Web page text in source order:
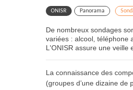
ONISR Panorama
De nombreux sondages
variées : alcool, téléphone
L'ONISR assure une veille
La connaissance des
(groupes d’une dizaine